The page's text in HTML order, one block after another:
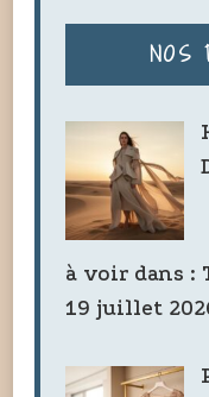
NOS
à voir dans :
19 juillet